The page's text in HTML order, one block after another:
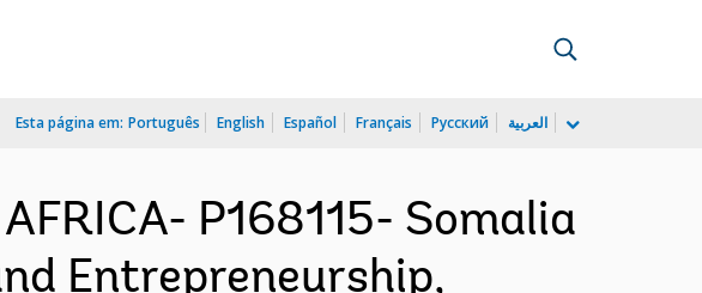
Esta página em: Português English Español Français Русский العربية
P168115- Somalia
Entrepreneurship,